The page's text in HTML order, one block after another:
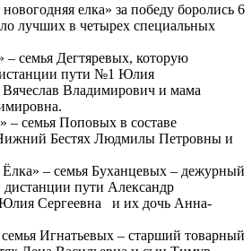
елка» за победу боролись 6
лучших в четырех специальных
– семья Дегтяревых, которую
пути №1 Юлия
Владимирович и мама
– семья Поповых в составе
Нижний Бестях Людмилы Петровны и
Ёлка» – семья Буханцевых – дежурный
дистанции пути Александр
Сергеевна и их дочь Анна-
семья Игнатьевых – старший товарный